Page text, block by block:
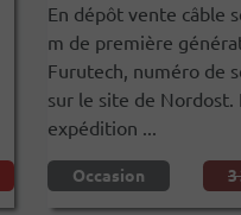
En dépôt vente câble
m de première
Furutech, numéro de
sur le site de Nordost.
expédition ...
Occasion 3